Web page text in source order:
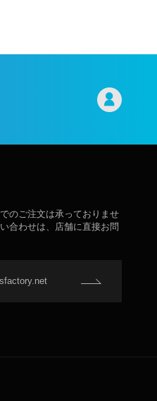
のご注文は承っておりませ
合わせは、店舗に直接お問